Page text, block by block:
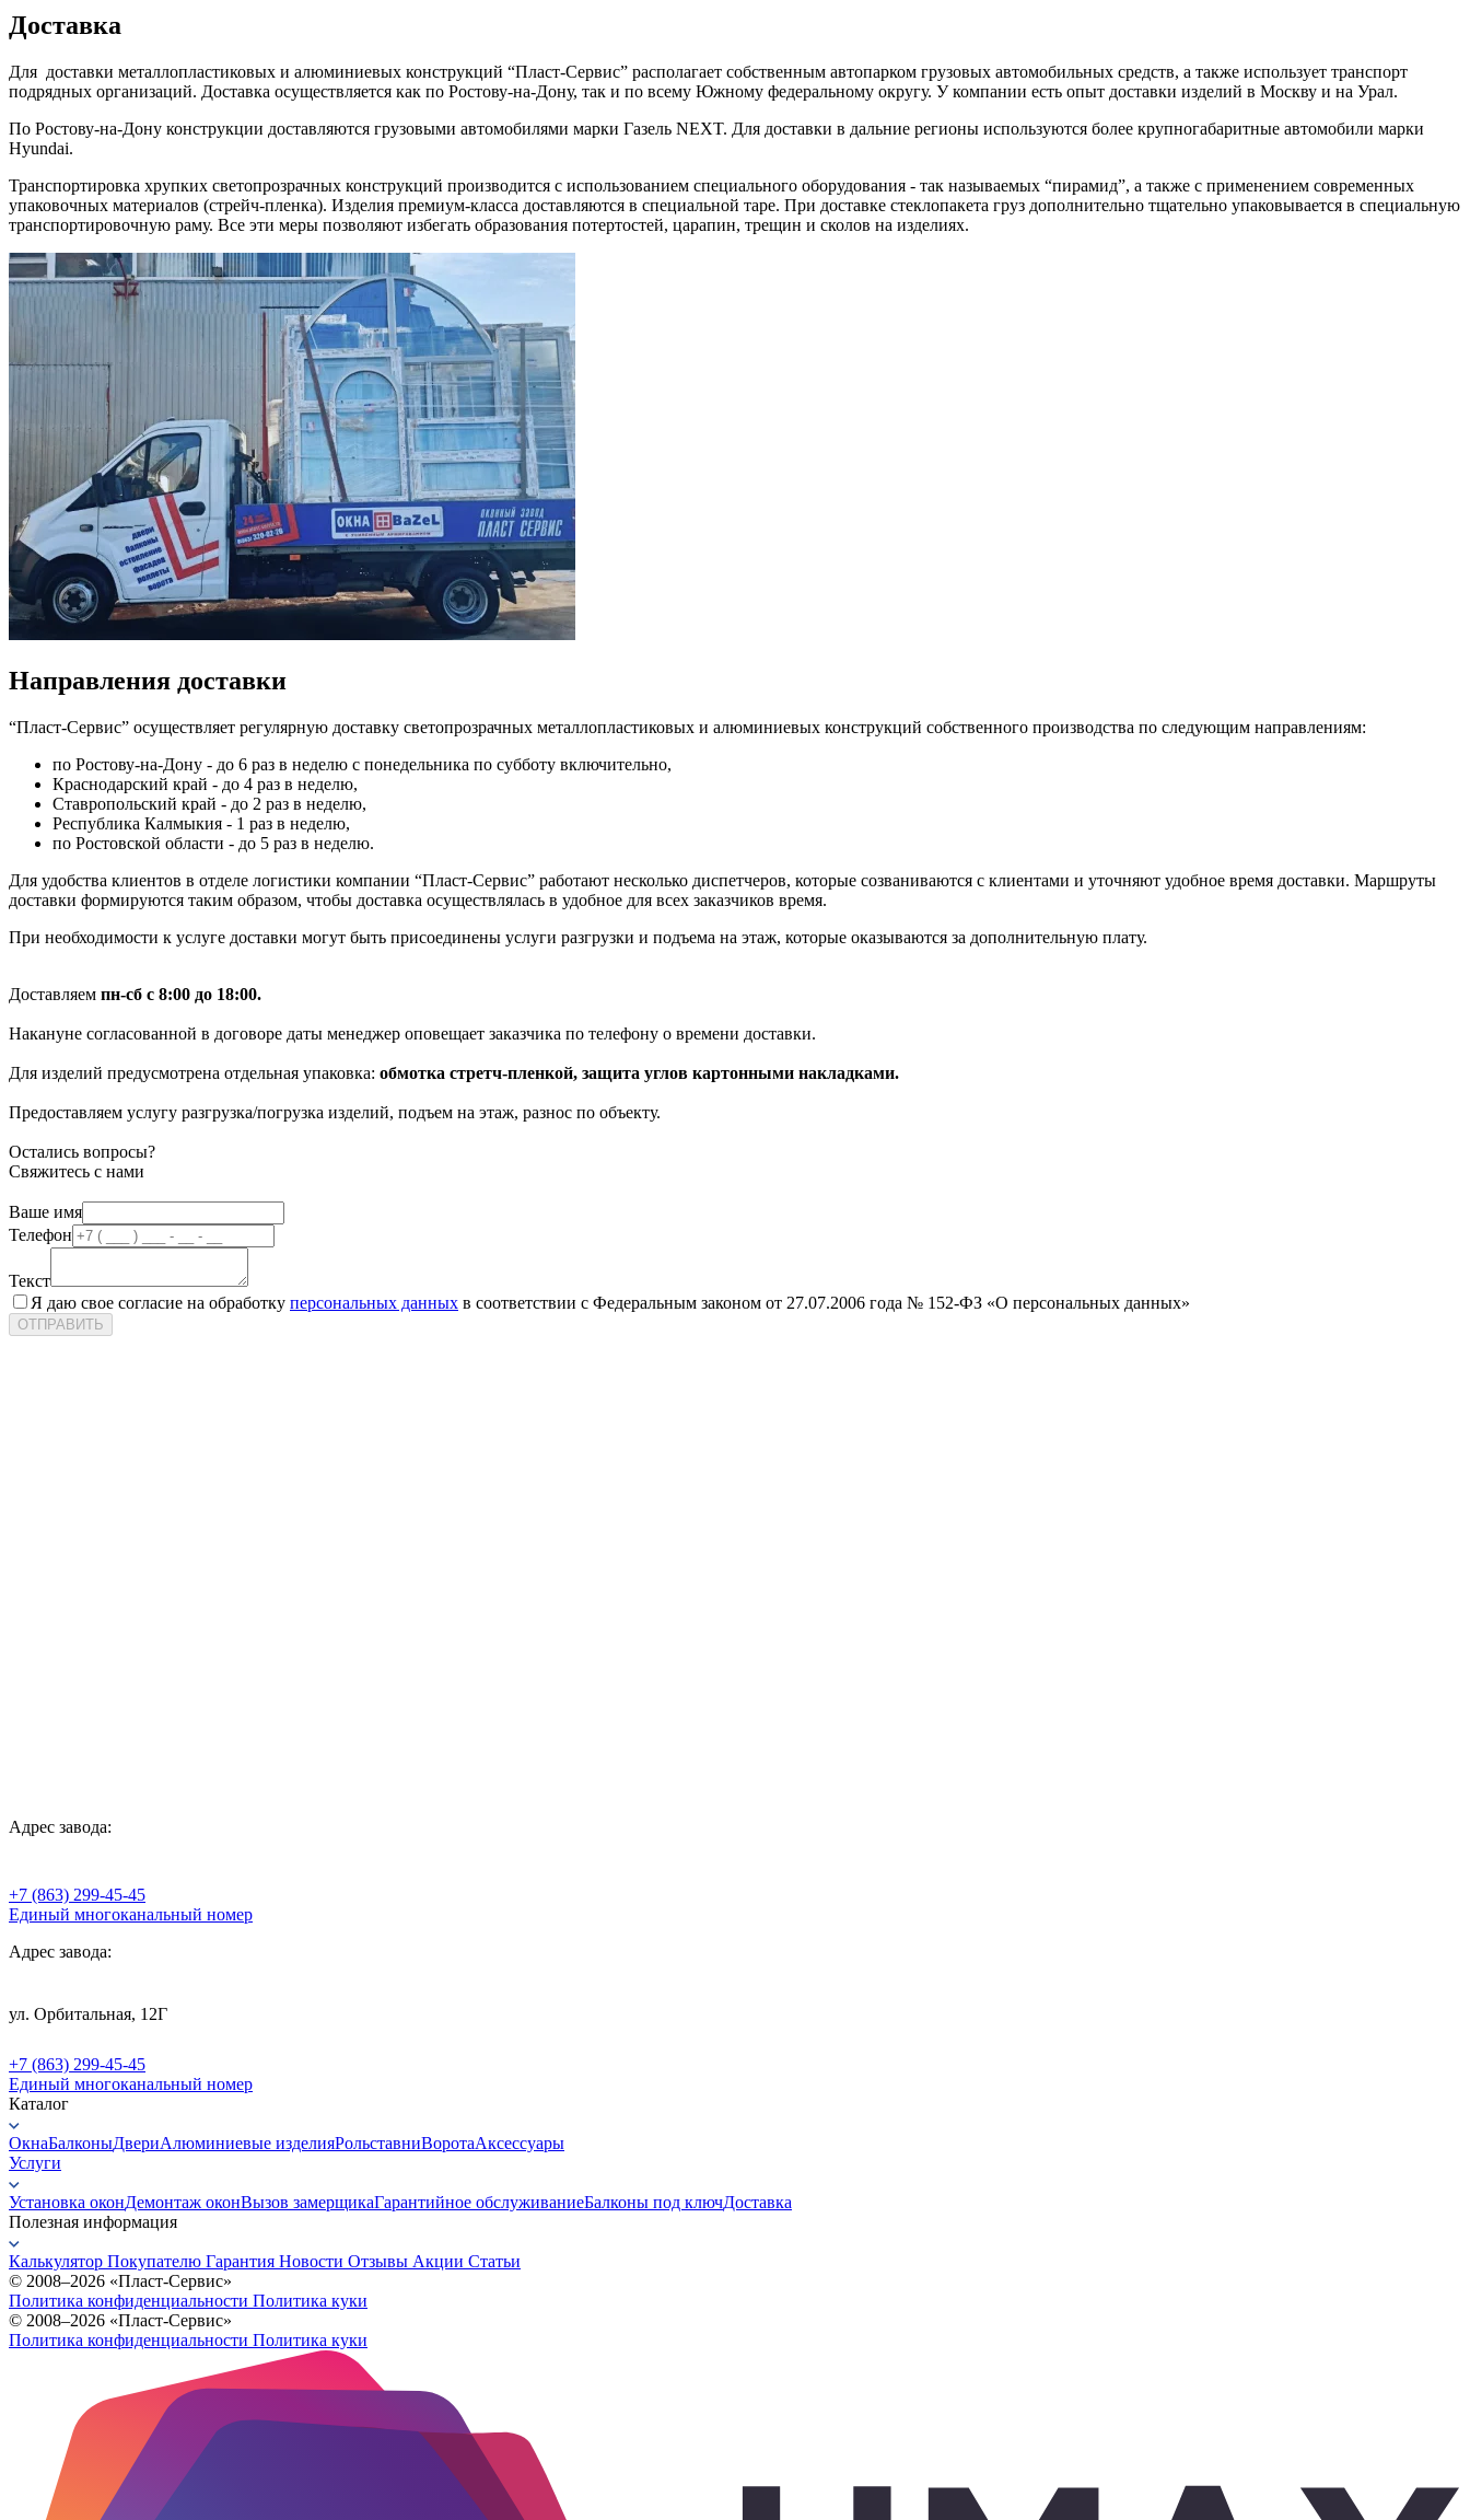
Доставка
Для доставки металлопластиковых и алюминиевых конструкций “Пласт-Сервис” располагает собственным автопарком грузовых автомобильных средств, а также использует транспорт
подрядных организаций. Доставка осуществляется как по Ростову-на-Дону, так и по всему Южному федеральному округу. У компании есть опыт доставки изделий в Москву и на Урал.
По Ростову-на-Дону конструкции доставляются грузовыми автомобилями марки Газель NEXT. Для доставки в дальние регионы используются более крупногабаритные автомобили марки
Hyundai.
Транспортировка хрупких светопрозрачных конструкций производится с использованием специального оборудования - так называемых “пирамид”, а также с применением современных
упаковочных материалов (стрейч-пленка). Изделия премиум-класса доставляются в специальной таре. При доставке стеклопакета груз дополнительно тщательно упаковывается в специальную
транспортировочную раму. Все эти меры позволяют избегать образования потертостей, царапин, трещин и сколов на изделиях.
Направления доставки
“Пласт-Сервис” осуществляет регулярную доставку светопрозрачных металлопластиковых и алюминиевых конструкций собственного производства по следующим направлениям:
по Ростову-на-Дону - до 6 раз в неделю с понедельника по субботу включительно,
Краснодарский край - до 4 раз в неделю,
Ставропольский край - до 2 раз в неделю,
Республика Калмыкия - 1 раз в неделю,
по Ростовской области - до 5 раз в неделю.
Для удобства клиентов в отделе логистики компании “Пласт-Сервис” работают несколько диспетчеров, которые созваниваются с клиентами и уточняют удобное время доставки. Маршруты
доставки формируются таким образом, чтобы доставка осуществлялась в удобное для всех заказчиков время.
При необходимости к услуге доставки могут быть присоединены услуги разгрузки и подъема на этаж, которые оказываются за дополнительную плату.
Доставляем пн-сб с 8:00 до 18:00.
Накануне согласованной в договоре даты менеджер оповещает заказчика по телефону о времени доставки.
Для изделий предусмотрена отдельная упаковка: обмотка стретч-пленкой, защита углов картонными накладками.
Предоставляем услугу разгрузка/погрузка изделий, подъем на этаж, разнос по объекту.
Остались вопросы?
Свяжитесь с нами
Ваше имя
Телефон
Текст
Я даю свое согласие на обработку персональных данных в соответствии с Федеральным законом от 27.07.2006 года № 152-ФЗ «О персональных данных»
ОТПРАВИТЬ
Адрес завода:
+7 (863) 299-45-45
Единый многоканальный номер
Адрес завода:
ул. Орбитальная, 12Г
+7 (863) 299-45-45
Единый многоканальный номер
Каталог
ОкнаБалконыДвериАлюминиевые изделияРольставниВоротаАксессуары
Услуги
Установка оконДемонтаж оконВызов замерщикаГарантийное обслуживаниеБалконы под ключДоставка
Полезная информация
Калькулятор Покупателю Гарантия Новости Отзывы Акции Статьи
© 2008–2026 «Пласт-Сервис»
Политика конфиденциальности Политика куки
© 2008–2026 «Пласт-Сервис»
Политика конфиденциальности Политика куки